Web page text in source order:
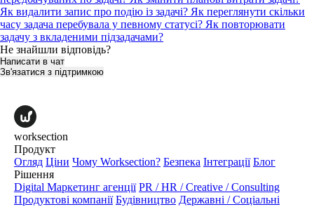
Як видалити запис про подію із задачі? Як переглянути скільки
часу задача перебувала у певному статусі? Як повторювати
задачу з вкладеними підзадачами?
Не знайшли відповідь?
Написати в чат
Зв'язатися з підтримкою
worksection
Продукт
Огляд Ціни Чому Worksection? Безпека Інтеграції Блог
Рішення
Digital Маркетинг агенції PR / HR / Creative / Consulting
Продуктові компанії Будівництво Державні / Соціальні